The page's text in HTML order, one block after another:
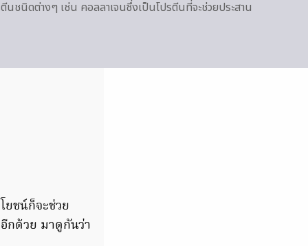
นชนิดต่างๆ เช่น คอลลาเจนซึ่งเป็นโปรตีนที่จะช่วยประสาน
ยชน์ก็จะช่วย
กด้วย มาดูกันว่า